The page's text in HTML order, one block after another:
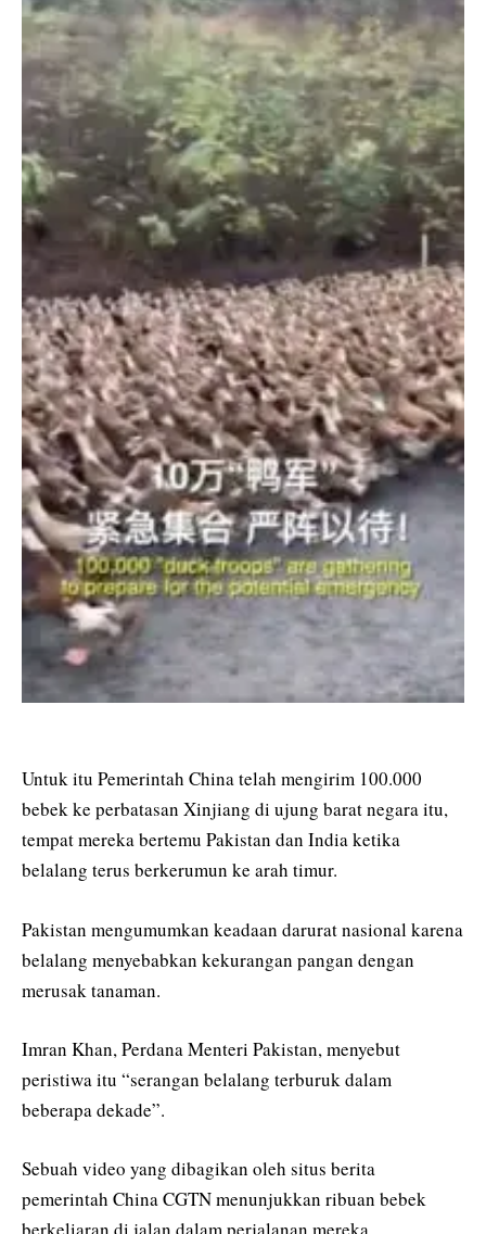
Untuk itu Pemerintah China telah mengirim 100.000
bebek ke perbatasan Xinjiang di ujung barat negara itu,
tempat mereka bertemu Pakistan dan India ketika
belalang terus berkerumun ke arah timur.
Pakistan mengumumkan keadaan darurat nasional karena
belalang menyebabkan kekurangan pangan dengan
merusak tanaman.
Imran Khan, Perdana Menteri Pakistan, menyebut
peristiwa itu “serangan belalang terburuk dalam
beberapa dekade”.
Sebuah video yang dibagikan oleh situs berita
pemerintah China CGTN menunjukkan ribuan bebek